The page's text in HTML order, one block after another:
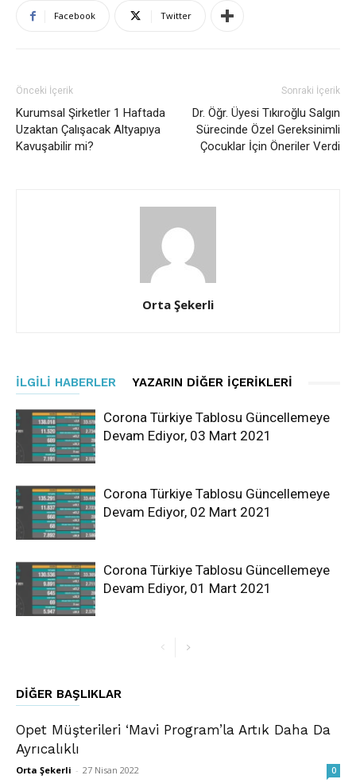
Facebook Twitter
Önceki İçerik
Kurumsal Şirketler 1 Haftada
Uzaktan Çalışacak Altyapıya
Kavuşabilir mi?
Sonraki İçerik
Dr. Öğr. Üyesi Tıkıroğlu Salgın
Sürecinde Özel Gereksinimli
Çocuklar İçin Öneriler Verdi
Orta Şekerli
İLGILI HABERLER YAZARIN DIĞER İÇERIKLERI
Corona Türkiye Tablosu Güncellemeye
Devam Ediyor, 03 Mart 2021
Corona Türkiye Tablosu Güncellemeye
Devam Ediyor, 02 Mart 2021
Corona Türkiye Tablosu Güncellemeye
Devam Ediyor, 01 Mart 2021
DIĞER BAŞLIKLAR
Opet Müşterileri ‘Mavi Program’la Artık Daha Da
Ayrıcalıklı
Orta Şekerli - 27 Nisan 2022 0